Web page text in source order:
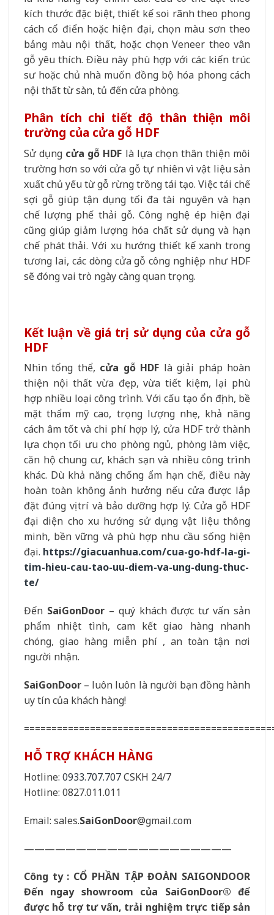
kích thước đặc biệt, thiết kế soi rãnh theo phong
cách cổ điển hoặc hiện đại, chọn màu sơn theo
bảng màu nội thất, hoặc chọn Veneer theo vân
gỗ yêu thích. Điều này phù hợp với các kiến trúc
sư hoặc chủ nhà muốn đồng bộ hóa phong cách
nội thất từ sàn, tủ đến cửa phòng.
Phân tích chi tiết độ thân thiện môi
trường của cửa gỗ HDF
Sử dụng cửa gỗ HDF là lựa chọn thân thiện môi
trường hơn so với cửa gỗ tự nhiên vì vật liệu sản
xuất chủ yếu từ gỗ rừng trồng tái tạo. Việc tái chế
sợi gỗ giúp tận dụng tối đa tài nguyên và hạn
chế lượng phế thải gỗ. Công nghệ ép hiện đại
cũng giúp giảm lượng hóa chất sử dụng và hạn
chế phát thải. Với xu hướng thiết kế xanh trong
tương lai, các dòng cửa gỗ công nghiệp như HDF
sẽ đóng vai trò ngày càng quan trọng.
Kết luận về giá trị sử dụng của cửa gỗ
HDF
Nhìn tổng thể, cửa gỗ HDF là giải pháp hoàn
thiện nội thất vừa đẹp, vừa tiết kiệm, lại phù
hợp nhiều loại công trình. Với cấu tạo ổn định, bề
mặt thẩm mỹ cao, trọng lượng nhẹ, khả năng
cách âm tốt và chi phí hợp lý, cửa HDF trở thành
lựa chọn tối ưu cho phòng ngủ, phòng làm việc,
căn hộ chung cư, khách sạn và nhiều công trình
khác. Dù khả năng chống ẩm hạn chế, điều này
hoàn toàn không ảnh hưởng nếu cửa được lắp
đặt đúng vị trí và bảo dưỡng hợp lý. Cửa gỗ HDF
đại diện cho xu hướng sử dụng vật liệu thông
minh, bền vững và phù hợp nhu cầu sống hiện
đại. https://giacuanhua.com/cua-go-hdf-la-gi-
tim-hieu-cau-tao-uu-diem-va-ung-dung-thuc-
te/
Đến SaiGonDoor– quý khách được tư vấn sản
phẩm nhiệt tình, cam kết giao hàng nhanh
chóng, giao hàng miễn phí , an toàn tận nơi
người nhận.
SaiGonDoor – luôn luôn là người bạn đồng hành
uy tín của khách hàng!
HỖ TRỢ KHÁCH HÀNG
Hotline: 0933.707.707CSKH 24/7
Hotline: 0827.011.011
Email: sales.SaiGonDoor@gmail.com
————————————————————
Công ty : CỔ PHẦN TẬP ĐOÀN SAIGONDOOR
Đến ngay showroom của SaiGonDoor® để
được hỗ trợ tư vấn, trải nghiệm trực tiếp sản